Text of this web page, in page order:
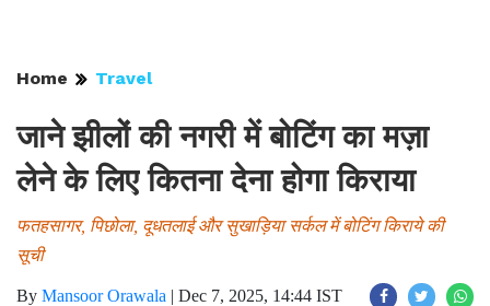
Home Travel
जाने झीलों की नगरी में बोटिंग का मज़ा
लेने के लिए कितना देना होगा किराया
फतहसागर, पिछोला, दूधतलाई और सुखाड़िया सर्कल में बोटिंग किराये की
सूची
By Mansoor Orawala | Dec 7, 2025, 14:44 IST